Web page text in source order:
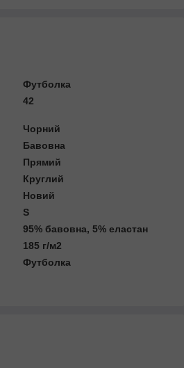
Футболка
42
Чорний
Бавовна
Прямий
Круглий
Новий
S
95% бавовна, 5% еластан
185 г/м2
Футболка